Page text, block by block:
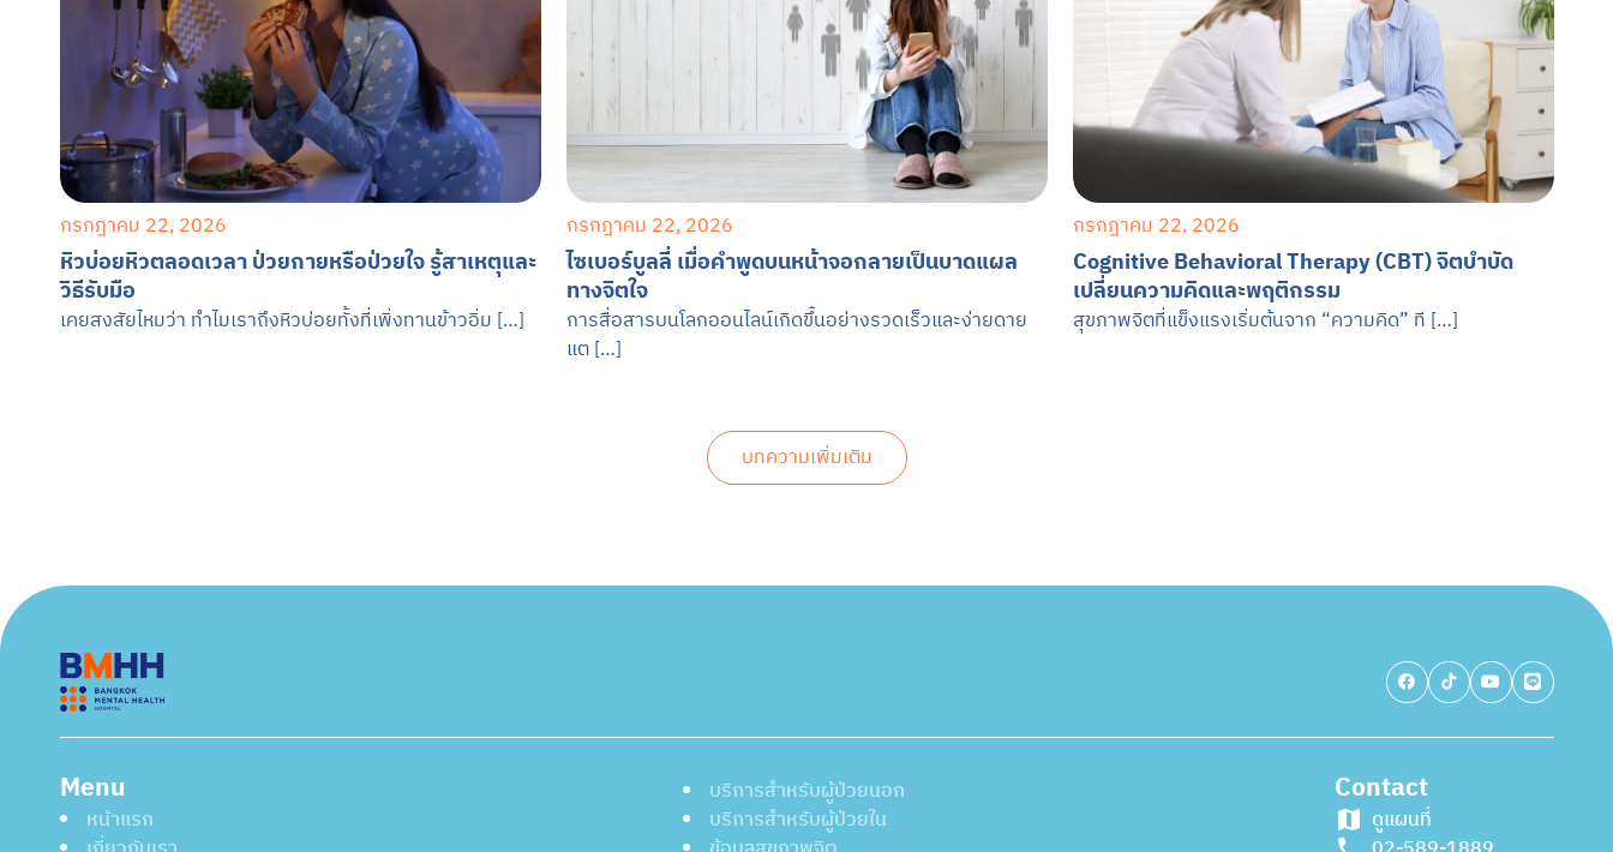
กรกฎาคม 22, 2026
หิวบ่อยหิวตลอดเวลา ป่วยกายหรือป่วยใจ รู้สาเหตุและ
วิธีรับมือ
เคยสงสัยไหมว่า ทำไมเราถึงหิวบ่อยทั้งที่เพิ่งทานข้าวอิ่ม […]
กรกฎาคม 22, 2026
ไซเบอร์บูลลี่ เมื่อคำพูดบนหน้าจอกลายเป็นบาดแผล
ทางจิตใจ
การสื่อสารบนโลกออนไลน์เกิดขึ้นอย่างรวดเร็วและง่ายดาย
แต […]
กรกฎาคม 22, 2026
Cognitive Behavioral Therapy (CBT) จิตบำบัด
เปลี่ยนความคิดและพฤติกรรม
สุขภาพจิตที่แข็งแรงเริ่มต้นจาก “ความคิด” ที […]
บทความเพิ่มเติม
Menu
หน้าแรก
บริการสำหรับผู้ป่วยนอก
บริการสำหรับผู้ป่วยใน
Contact
ดูแผนที่